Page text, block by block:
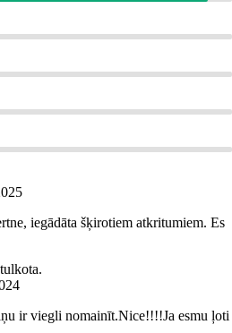
iegādāta šķirotiem atkritumiem. Es
ir viegli nomainīt.Nice!!!!Ja esmu ļoti